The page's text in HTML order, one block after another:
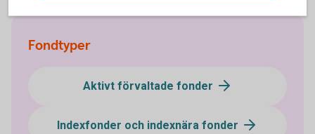
Fondtyper
Aktivt förvaltade fonder
Indexfonder och indexnära fonder